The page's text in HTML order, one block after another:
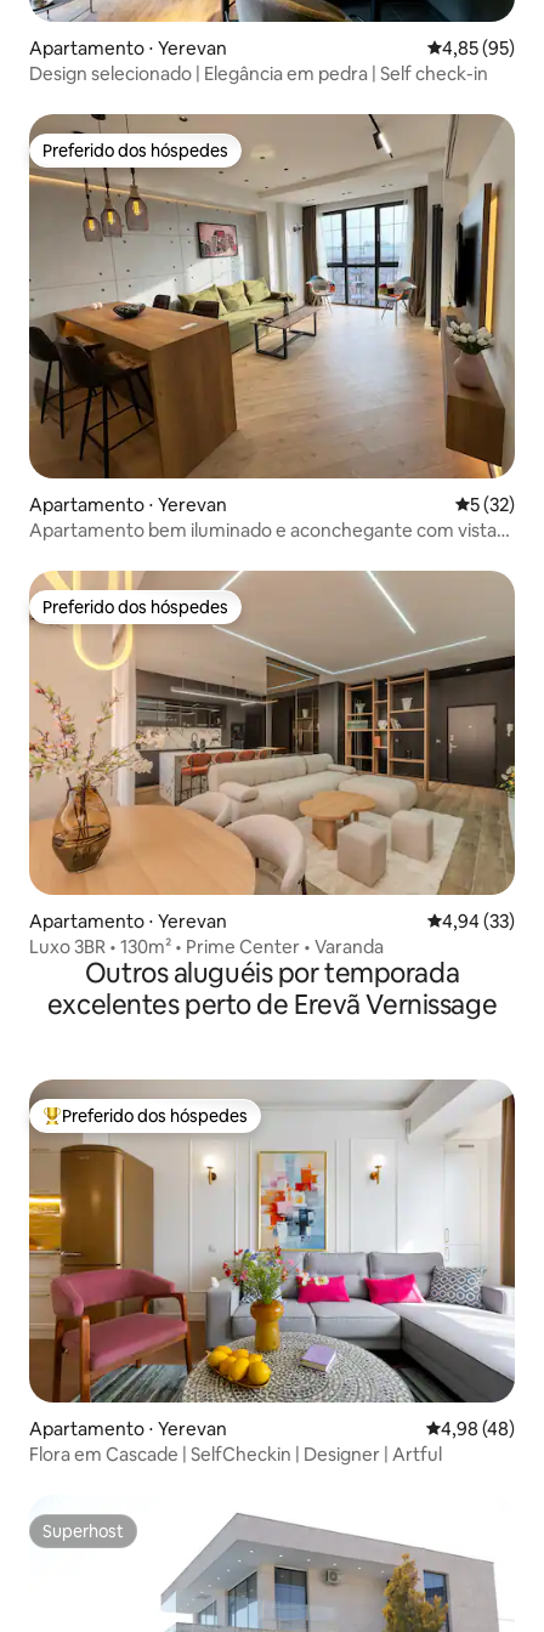
Apartamento ⋅ Yerevan 4,85 de uma
4,85 (95)
Design selecionado | Elegância em pedra | Self check-in
Preferido dos hóspedes
Preferido dos hóspedes
Apartamento ⋅ Yerevan 5 de uma
5 (32)
Apartamento bem iluminado e aconchegante com vista
Preferido dos hóspedes
Preferido dos hóspedes
Apartamento ⋅ Yerevan 4,94 de uma
4,94 (33)
Luxo 3BR • 130m² • Prime Center • Varanda
Outros aluguéis por temporada
excelentes perto de Erevã Vernissage
Entre os melhores preferidos dos hóspedes
Preferido dos hóspedes
Apartamento ⋅ Yerevan 4,98 de uma
4,98 (48)
Flora em Cascade | SelfCheckin | Designer | Artful
Superhost
Superhost